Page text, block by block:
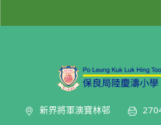
新界將軍澳寶林邨